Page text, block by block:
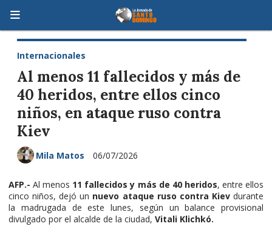
Al menos 11 fallecidos y más de
40 heridos, entre ellos cinco
niños, en ataque ruso contra
Kiev
Internacionales
06/07/2026
Mila Matos
AFP.- Al menos 11 fallecidos y más de 40 heridos, entre ellos
cinco niños, dejó un nuevo ataque ruso contra Kiev durante
la madrugada de este lunes, según un balance provisional
divulgado por el alcalde de la ciudad, Vitali Klichkó.